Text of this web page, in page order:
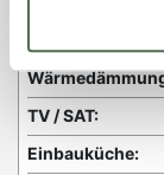
TV / SAT:
Einbauküche: